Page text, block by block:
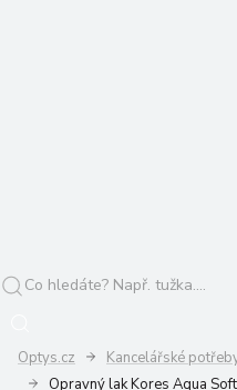
Optys.cz Kancelářské
Opravný lak Kores Aqua